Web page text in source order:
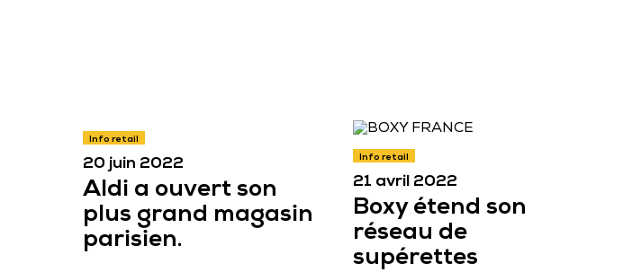
Info retail
20 juin 2022
Aldi a ouvert son
plus grand magasin
parisien.
Info retail
21 avril 2022
Boxy étend son
réseau de
supérettes